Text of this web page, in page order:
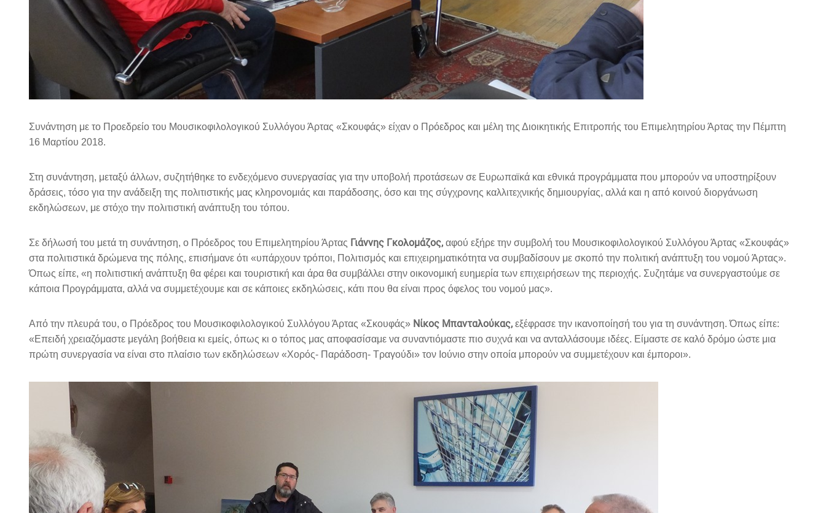
Συνάντηση με το Προεδρείο του Μουσικοφιλολογικού Συλλόγου Άρτας «Σκουφάς» είχαν ο Πρόεδρος και μέλη της Διοικητικής Επιτροπής του Επιμελητηρίου Άρτας την Πέμπτη
16 Μαρτίου 2018.
Στη συνάντηση, μεταξύ άλλων, συζητήθηκε το ενδεχόμενο συνεργασίας για την υποβολή προτάσεων σε Ευρωπαϊκά και εθνικά προγράμματα που μπορούν να υποστηρίξουν
δράσεις, τόσο για την ανάδειξη της πολιτιστικής μας κληρονομιάς και παράδοσης, όσο και της σύγχρονης καλλιτεχνικής δημιουργίας, αλλά και η από κοινού διοργάνωση
εκδηλώσεων, με στόχο την πολιτιστική ανάπτυξη του τόπου.
Σε δήλωσή του μετά τη συνάντηση, ο Πρόεδρος του Επιμελητηρίου Άρτας Γιάννης Γκολομάζος, αφού εξήρε την συμβολή του Μουσικοφιλολογικού Συλλόγου Άρτας «Σκουφάς»
στα πολιτιστικά δρώμενα της πόλης, επισήμανε ότι «υπάρχουν τρόποι, Πολιτισμός και επιχειρηματικότητα να συμβαδίσουν με σκοπό την πολιτική ανάπτυξη του νομού Άρτας».
Όπως είπε, «η πολιτιστική ανάπτυξη θα φέρει και τουριστική και άρα θα συμβάλλει στην οικονομική ευημερία των επιχειρήσεων της περιοχής. Συζητάμε να συνεργαστούμε σε
κάποια Προγράμματα, αλλά να συμμετέχουμε και σε κάποιες εκδηλώσεις, κάτι που θα είναι προς όφελος του νομού μας».
Από την πλευρά του, ο Πρόεδρος του Μουσικοφιλολογικού Συλλόγου Άρτας «Σκουφάς» Νίκος Μπανταλούκας, εξέφρασε την ικανοποίησή του για τη συνάντηση. Όπως είπε:
«Επειδή χρειαζόμαστε μεγάλη βοήθεια κι εμείς, όπως κι ο τόπος μας αποφασίσαμε να συναντιόμαστε πιο συχνά και να ανταλλάσουμε ιδέες. Είμαστε σε καλό δρόμο ώστε μια
πρώτη συνεργασία να είναι στο πλαίσιο των εκδηλώσεων «Χορός- Παράδοση- Τραγούδι» τον Ιούνιο στην οποία μπορούν να συμμετέχουν και έμποροι».